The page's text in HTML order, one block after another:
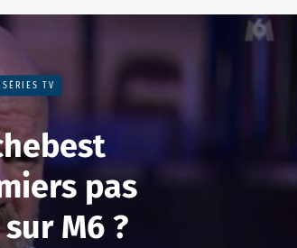
SÉRIES TV
pas
M6 ?